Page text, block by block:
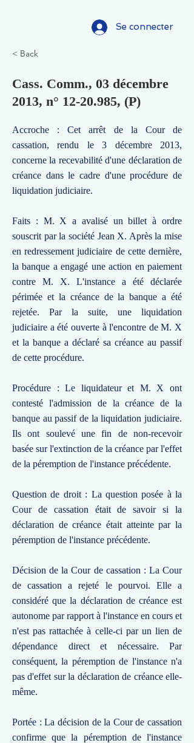
Se connecter
< Back
Cass. Comm., 03 décembre
2013, n° 12-20.985, (P)
Accroche : Cet arrêt de la Cour de
cassation, rendu le 3 décembre 2013,
concerne la recevabilité d'une déclaration de
créance dans le cadre d'une procédure de
liquidation judiciaire.
Faits : M. X a avalisé un billet à ordre
souscrit par la société Jean X. Après la mise
en redressement judiciaire de cette dernière,
la banque a engagé une action en paiement
contre M. X. L'instance a été déclarée
périmée et la créance de la banque a été
rejetée. Par la suite, une liquidation
judiciaire a été ouverte à l'encontre de M. X
et la banque a déclaré sa créance au passif
de cette procédure.
Procédure : Le liquidateur et M. X ont
contesté l'admission de la créance de la
banque au passif de la liquidation judiciaire.
Ils ont soulevé une fin de non-recevoir
basée sur l'extinction de la créance par l'effet
de la péremption de l'instance précédente.
Question de droit : La question posée à la
Cour de cassation était de savoir si la
déclaration de créance était atteinte par la
péremption de l'instance précédente.
Décision de la Cour de cassation : La Cour
de cassation a rejeté le pourvoi. Elle a
considéré que la déclaration de créance est
autonome par rapport à l'instance en cours et
n'est pas rattachée à celle-ci par un lien de
dépendance direct et nécessaire. Par
conséquent, la péremption de l'instance n'a
pas d'effet sur la déclaration de créance elle-
même.
Portée : La décision de la Cour de cassation
confirme que la péremption de l'instance